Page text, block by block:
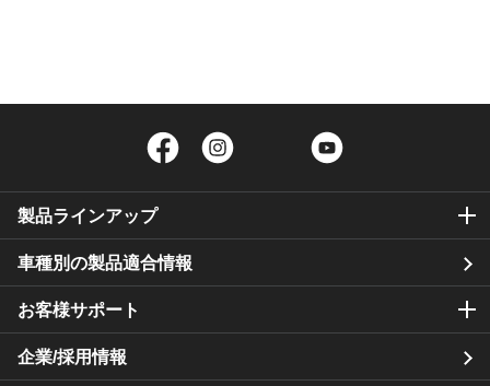
Facebook Twitter
製品ラインアップ
車種別の製品適合情報
お客様サポート
企業/採用情報